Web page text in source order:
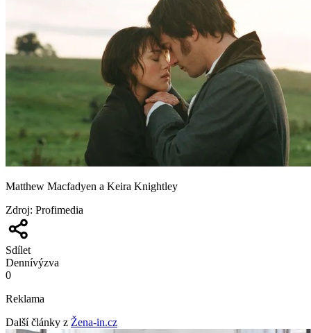
Matthew Macfadyen a Keira Knightley
Zdroj: Profimedia
Sdílet
Dennívýzva
0
Reklama
Další články z Žena-in.cz